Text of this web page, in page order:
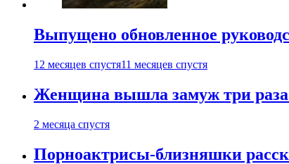
Выпущено обновленное
12 месяцев спустя11 месяцев спустя
Женщина вышла замуж три раза
2 месяца спустя
Порноактрисы-близняшки